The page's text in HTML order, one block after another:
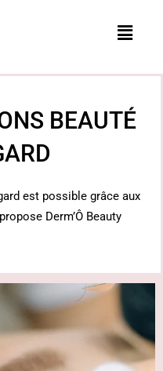
Menu
BEAUTÉ
est possible grâce aux
Derm’Ô Beauty